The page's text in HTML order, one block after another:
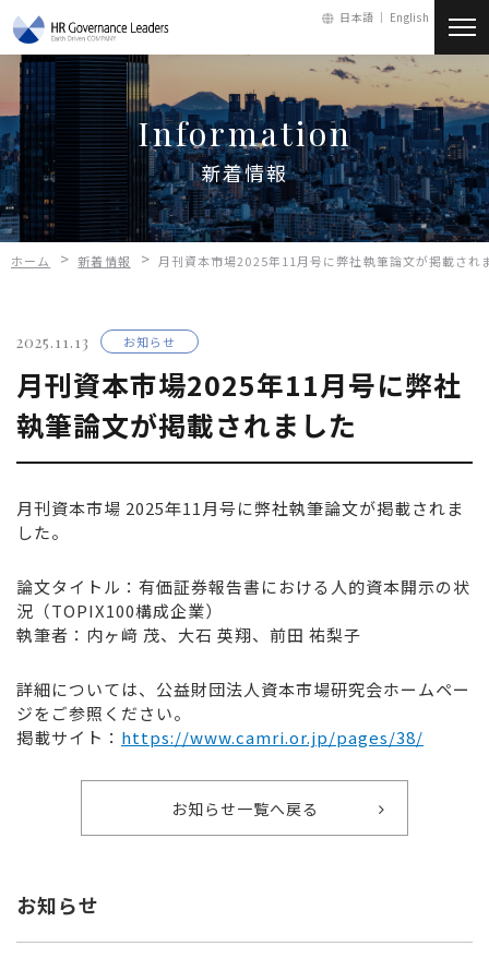
日本語 ｜ English
新着情報
会社情報
サービス
お問い合わせ
メールマガジン
Information
新着情報
ホーム > 新着情報 > 月刊資本市場2025年11月号に弊社執筆論文が掲載され
2025.11.13 お知らせ
月刊資本市場2025年11月号に弊社
執筆論文が掲載されました
月刊資本市場 2025年11月号に弊社執筆論文が掲載されま
した。
論文タイトル：有価証券報告書における人的資本開示の状
況（TOPIX100構成企業）
執筆者：内ヶ﨑 茂、大石 英翔、前田 祐梨子
詳細については、公益財団法人資本市場研究会ホームペー
ジをご参照ください。
掲載サイト： https://www.camri.or.jp/pages/38/
お知らせ一覧へ戻る
お知らせ